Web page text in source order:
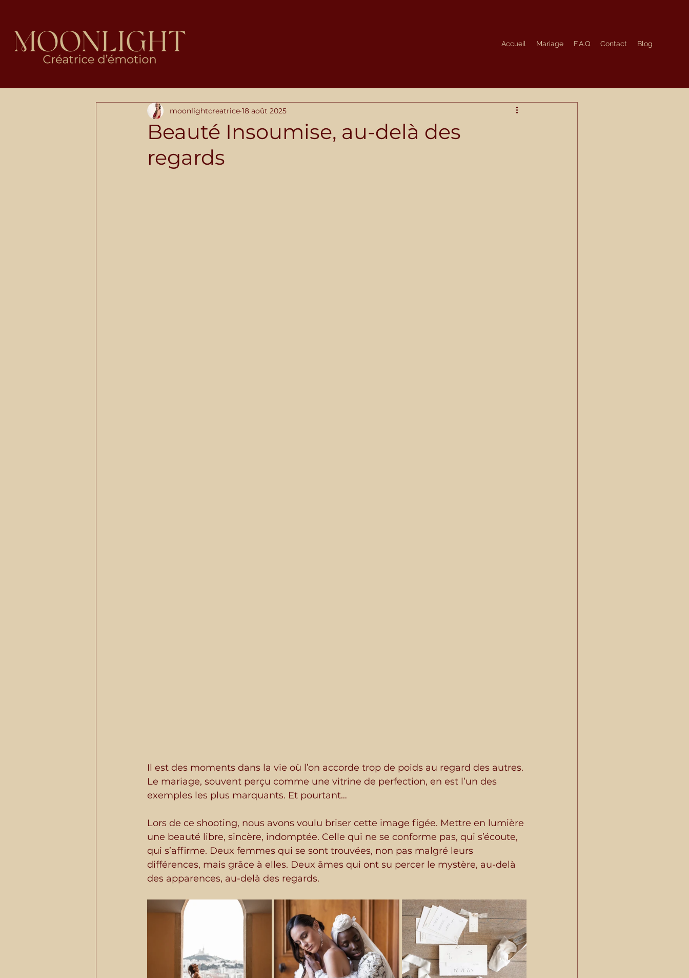
Accueil Mariage F.A.Q Contact Blog
Beauté Insoumise, au-delà des
regards
moonlightcreatrice 18 août 2025
Il est des moments dans la vie où l’on accorde trop de poids au regard des autres.
Le mariage, souvent perçu comme une vitrine de perfection, en est l’un des
exemples les plus marquants. Et pourtant…
Lors de ce shooting, nous avons voulu briser cette image figée. Mettre en lumière
une beauté libre, sincère, indomptée. Celle qui ne se conforme pas, qui s’écoute,
qui s’affirme. Deux femmes qui se sont trouvées, non pas malgré leurs
différences, mais grâce à elles. Deux âmes qui ont su percer le mystère, au-delà
des apparences, au-delà des regards.